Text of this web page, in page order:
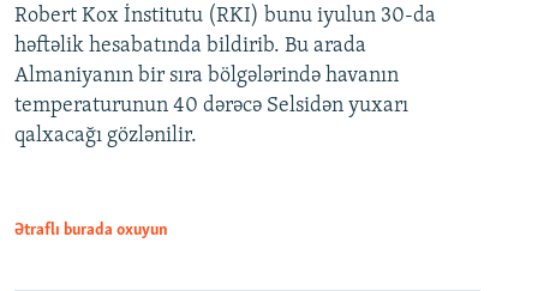
Robert Kox İnstitutu (RKI) bunu iyulun 30-da
həftəlik hesabatında bildirib. Bu arada
Almaniyanın bir sıra bölgələrində havanın
temperaturunun 40 dərəcə Selsidən yuxarı
qalxacağı gözlənilir.
Ətraflı burada oxuyun